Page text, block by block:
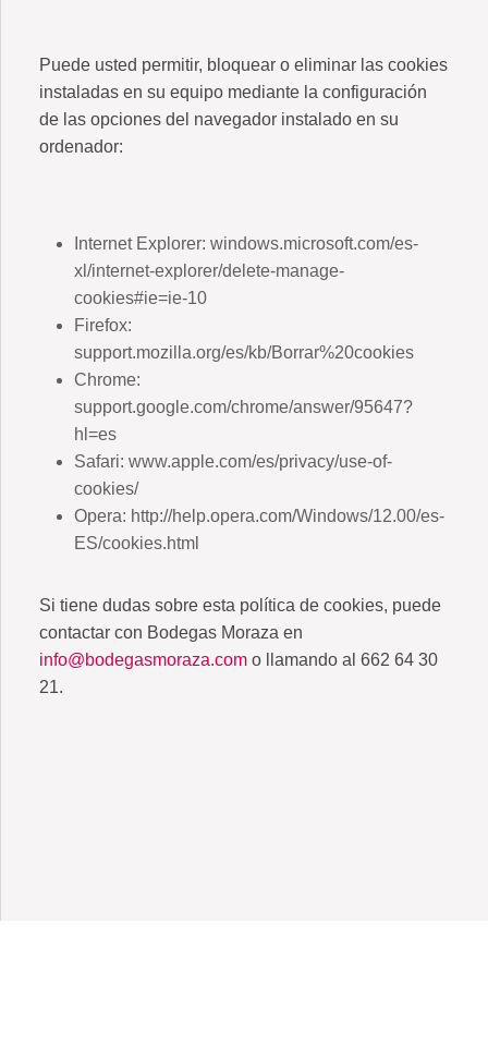
Puede usted permitir, bloquear o eliminar las cookies
instaladas en su equipo mediante la configuración
de las opciones del navegador instalado en su
ordenador:
Internet Explorer: windows.microsoft.com/es-
xl/internet-explorer/delete-manage-
cookies#ie=ie-10
Firefox:
support.mozilla.org/es/kb/Borrar%20cookies
Chrome:
support.google.com/chrome/answer/95647?
hl=es
Safari: www.apple.com/es/privacy/use-of-
cookies/
Opera: http://help.opera.com/Windows/12.00/es-
ES/cookies.html
Si tiene dudas sobre esta política de cookies, puede
contactar con Bodegas Moraza en
info@bodegasmoraza.como llamando al 662 64 30
21.